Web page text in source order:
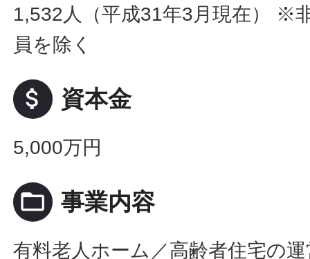
1,532人（平成31年3月現在） ※
員を除く
attach_money 資本金
5,000万円
folder_open 事業内容
有料老人ホーム／高齢者住宅の